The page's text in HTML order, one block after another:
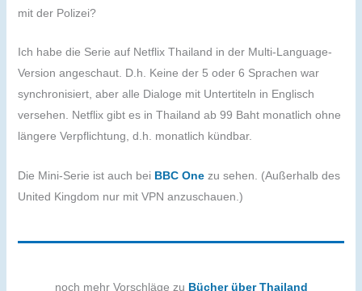
mit der Polizei?
Ich habe die Serie auf Netflix Thailand in der Multi-Language-
Version angeschaut. D.h. Keine der 5 oder 6 Sprachen war
synchronisiert, aber alle Dialoge mit Untertiteln in Englisch
versehen. Netflix gibt es in Thailand ab 99 Baht monatlich ohne
längere Verpflichtung, d.h. monatlich kündbar.
Die Mini-Serie ist auch bei BBC Onezu sehen. (Außerhalb des
United Kingdom nur mit VPN anzuschauen.)
noch mehr Vorschläge zu Bücher über Thailand